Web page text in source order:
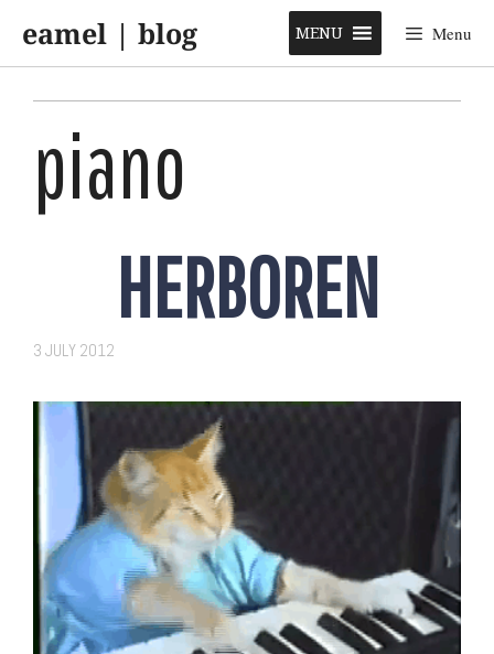
content
eamel | blog Menu
MENU
piano
HERBOREN
3 JULY 2012